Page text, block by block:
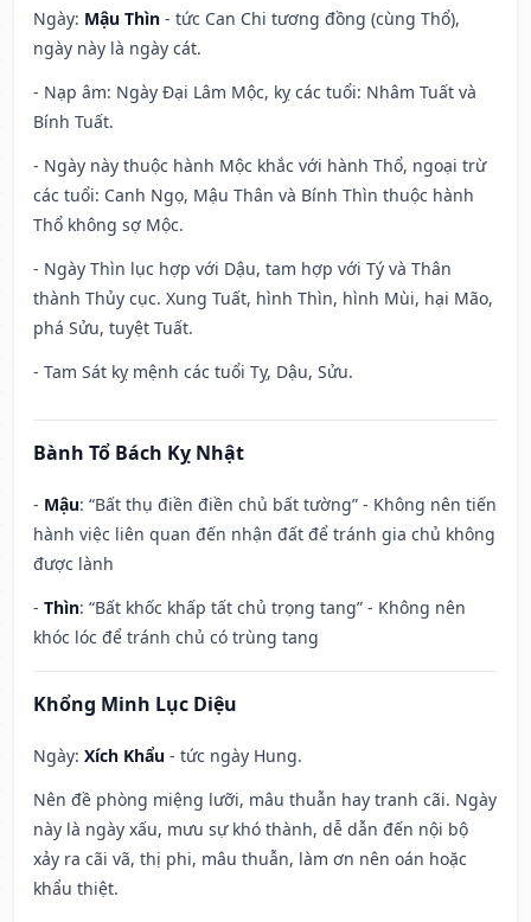
Ngày: Mậu Thìn - tức Can Chi tương đồng (cùng Thổ),
ngày này là ngày cát.
- Nạp âm: Ngày Đại Lâm Mộc, kỵ các tuổi: Nhâm Tuất và
Bính Tuất.
- Ngày này thuộc hành Mộc khắc với hành Thổ, ngoại trừ
các tuổi: Canh Ngọ, Mậu Thân và Bính Thìn thuộc hành
Thổ không sợ Mộc.
- Ngày Thìn lục hợp với Dậu, tam hợp với Tý và Thân
thành Thủy cục. Xung Tuất, hình Thìn, hình Mùi, hại Mão,
phá Sửu, tuyệt Tuất.
- Tam Sát kỵ mệnh các tuổi Tỵ, Dậu, Sửu.
Bành Tổ Bách Kỵ Nhật
- Mậu: “Bất thụ điền điền chủ bất tường” - Không nên tiến
hành việc liên quan đến nhận đất để tránh gia chủ không
được lành
- Thìn: “Bất khốc khấp tất chủ trọng tang” - Không nên
khóc lóc để tránh chủ có trùng tang
Khổng Minh Lục Diệu
Ngày: Xích Khẩu - tức ngày Hung.
Nên đề phòng miệng lưỡi, mâu thuẫn hay tranh cãi. Ngày
này là ngày xấu, mưu sự khó thành, dễ dẫn đến nội bộ
xảy ra cãi vã, thị phi, mâu thuẫn, làm ơn nên oán hoặc
khẩu thiệt.